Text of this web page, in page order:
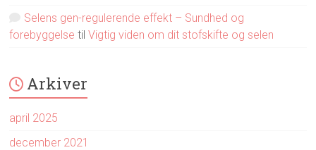
Selens gen-regulerende effekt – Sundhed og
forebyggelse tilVigtig viden om dit stofskifte og selen
Arkiver
april 2025
december 2021